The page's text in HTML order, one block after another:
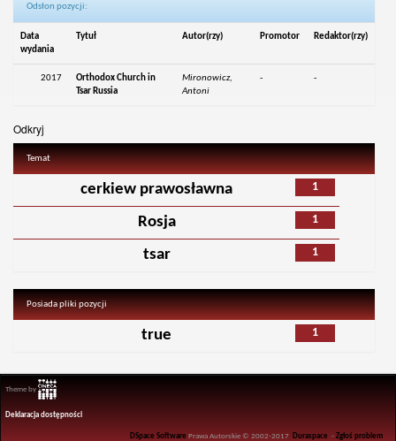
Odsłon pozycji:
Data
wydania
Tytuł Autor(rzy) Promotor Redaktor(rzy)
2017
Orthodox Church in
Tsar Russia
Mironowicz,
Antoni
- -
Odkryj
Temat
1
cerkiew prawosławna
1
Rosja
1
tsar
Posiada pliki pozycji
1
true
Theme by
Deklaracja dostępności
DSpace Software Prawa Autorskie © 2002-2017 Duraspace -Zgłoś problem